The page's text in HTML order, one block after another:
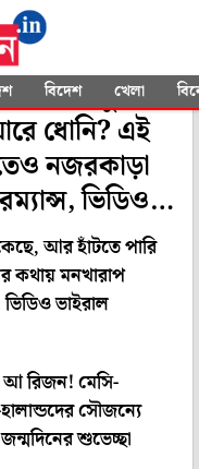
বিদেশ খেলা
Dhoni"
ছেড়ে নতুন
ধোনি? এই
নজরকাড়া
ভিডিও
আর হাঁটতে পারি
কথায় মনখারাপ
ভাইরাল
আ রিজন! মেসি-
সৌজন্যে
শুভেচ্ছা